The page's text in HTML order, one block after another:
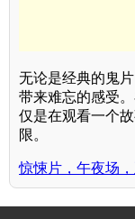
无论是经典的鬼
带来难忘的感受
仅是在观看一个
限。
惊悚片，午夜场